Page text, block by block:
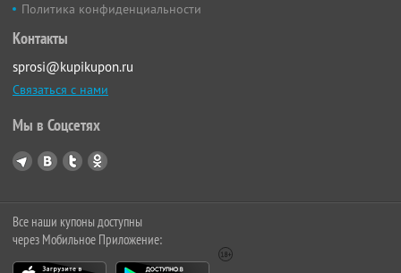
Политика конфиденциальности
Контакты
sprosi@kupikupon.ru
Связаться с нами
Мы в Соцсетях
Все наши купоны доступны
через Мобильное Приложение: